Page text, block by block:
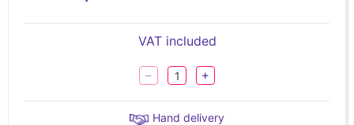
VAT included
Hand delivery